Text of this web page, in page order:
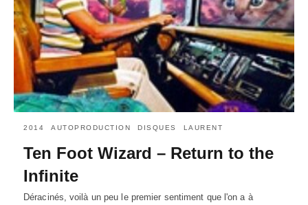
2014 AUTOPRODUCTION DISQUES LAURENT
Ten Foot Wizard – Return to the
Infinite
Déracinés, voilà un peu le premier sentiment que l'on a à